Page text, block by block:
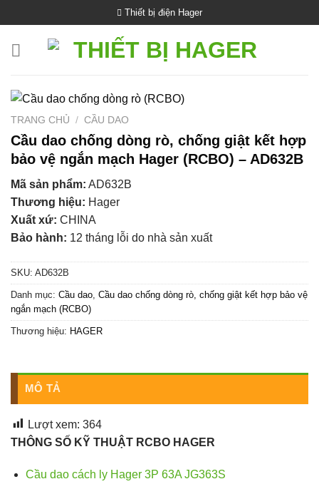
qua
nội
Thiết bị điện Hager
TRANG CHỦ / CẦU DAO
Cầu dao chống dòng rò, chống giật kết hợp
bảo vệ ngắn mạch Hager (RCBO) – AD632B
Mã sản phẩm: AD632B
Thương hiệu: Hager
Xuất xứ: CHINA
Bảo hành: 12 tháng lỗi do nhà sản xuất
SKU: AD632B
Danh mục: Cầu dao Cầu dao chống dòng rò, chống giật kết hợp bảo vệ
ngắn mạch (RCBO)
Thương hiệu: HAGER
MÔ TẢ
Lượt xem: 364
THÔNG SỐ KỸ THUẬT RCBO HAGER
Cầu dao cách ly Hager 3P 63A JG363S